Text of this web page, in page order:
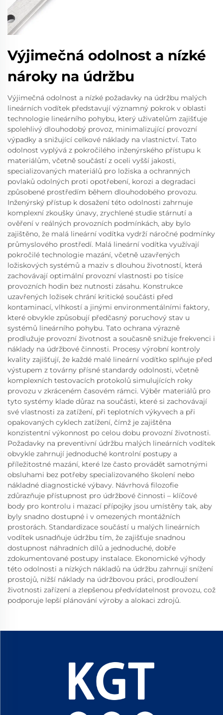
Výjimečná odolnost a nízké
nároky na údržbu
Výjimečná odolnost a nízké požadavky na údržbu malých
lineárních vodítek představují významný pokrok v oblasti
technologie lineárního pohybu, který uživatelům zajišťuje
spolehlivý dlouhodobý provoz, minimalizující provozní
výpadky a snižující celkové náklady na vlastnictví. Tato
odolnost vyplývá z pokročilého inženýrského přístupu k
materiálům, včetně součástí z oceli vyšší jakosti,
specializovaných materiálů pro ložiska a ochranných
povlaků odolných proti opotřebení, korozi a degradaci
způsobené prostředím během dlouhodobého provozu.
Inženýrský přístup k dosažení této odolnosti zahrnuje
komplexní zkoušky únavy, zrychlené studie stárnutí a
ověření v reálných provozních podmínkách, aby bylo
zajištěno, že malá lineární vodítka vydrží náročné podmínky
průmyslového prostředí. Malá lineární vodítka využívají
pokročilé technologie mazání, včetně uzavřených
ložiskových systémů a maziv s dlouhou životností, která
zachovávají optimální provozní vlastnosti po tisíce
provozních hodin bez nutnosti zásahu. Konstrukce
uzavřených ložisek chrání kritické součásti před
kontaminací, vlhkostí a jinými environmentálními faktory,
které obvykle způsobují předčasný poruchový stav u
systémů lineárního pohybu. Tato ochrana výrazně
prodlužuje provozní životnost a současně snižuje frekvenci i
náklady na údržbové činnosti. Procesy výrobní kontroly
kvality zajišťují, že každé malé lineární vodítko splňuje před
výstupem z továrny přísné standardy odolnosti, včetně
komplexních testovacích protokolů simulujících roky
provozu v zkráceném časovém rámci. Výběr materiálů pro
tyto systémy klade důraz na součásti, které si zachovávají
své vlastnosti za zatížení, při teplotních výkyvech a při
opakovaných cyklech zatížení, čímž je zajištěna
konzistentní výkonnost po celou dobu provozní životnosti.
Požadavky na preventivní údržbu malých lineárních vodítek
obvykle zahrnují jednoduché kontrolní postupy a
příležitostné mazání, které lze často provádět samotnými
obsluhami bez potřeby specializovaného školení nebo
nákladné diagnostické výbavy. Návrhová filozofie
zdůrazňuje přístupnost pro údržbové činnosti – klíčové
body pro kontrolu i mazací přípojky jsou umístěny tak, aby
byly snadno dostupné i v omezených montážních
prostorách. Standardizace součástí u malých lineárních
vodítek usnadňuje údržbu tím, že zajišťuje snadnou
dostupnost náhradních dílů a jednoduché, dobře
zdokumentované postupy instalace. Ekonomické výhody
této odolnosti a nízkých nákladů na údržbu zahrnují snížení
prostojů, nižší náklady na údržbovou práci, prodloužení
životnosti zařízení a zlepšenou předvídatelnost provozu, což
podporuje lepší plánování výroby a alokaci zdrojů.